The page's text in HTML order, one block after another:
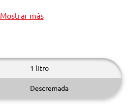
Mostrar más
1 litro
Descremada